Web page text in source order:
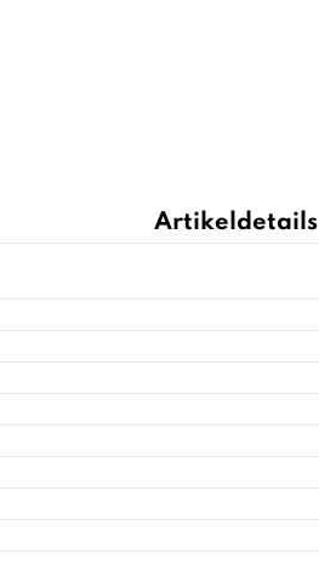
Artikeldetails